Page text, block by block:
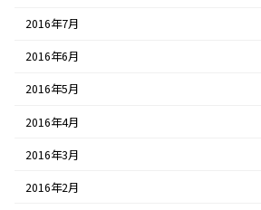
2016年7月
2016年6月
2016年5月
2016年4月
2016年3月
2016年2月